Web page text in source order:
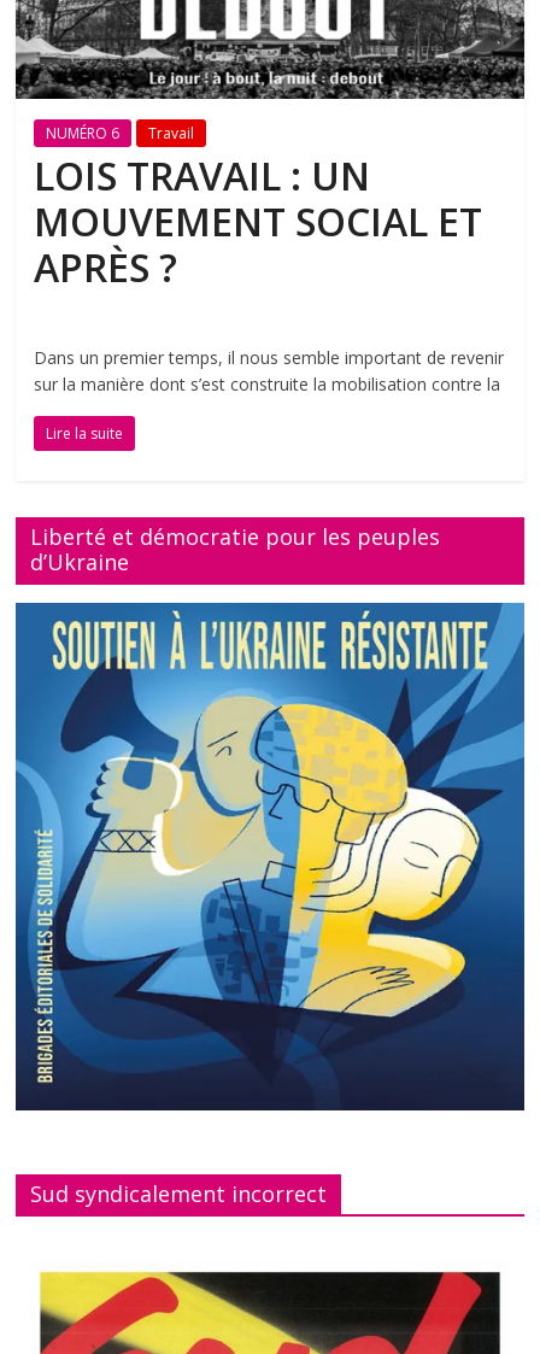
NUMÉRO 6 Travail
LOIS TRAVAIL : UN
MOUVEMENT SOCIAL ET
APRÈS ?
Dans un premier temps, il nous semble important de revenir
sur la manière dont s’est construite la mobilisation contre la
Lire la suite
Liberté et démocratie pour les peuples
d’Ukraine
Sud syndicalement incorrect